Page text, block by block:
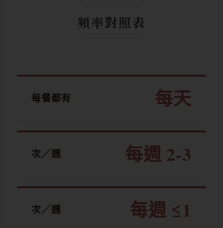
頻率對照表
每天
每餐都有
每週 2-3
次／週
每週 ≤1
次／週